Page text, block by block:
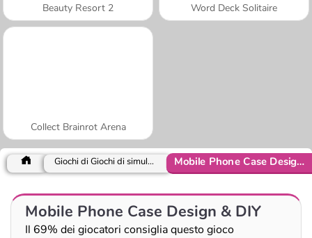
Beauty Resort 2 Word Deck Solitaire
Collect Brainrot Arena
Giochi di Giochi di simulazione Mobile Phone Case Design & DIY
Mobile Phone Case Design & DIY
Il 69% dei giocatori consiglia questo gioco